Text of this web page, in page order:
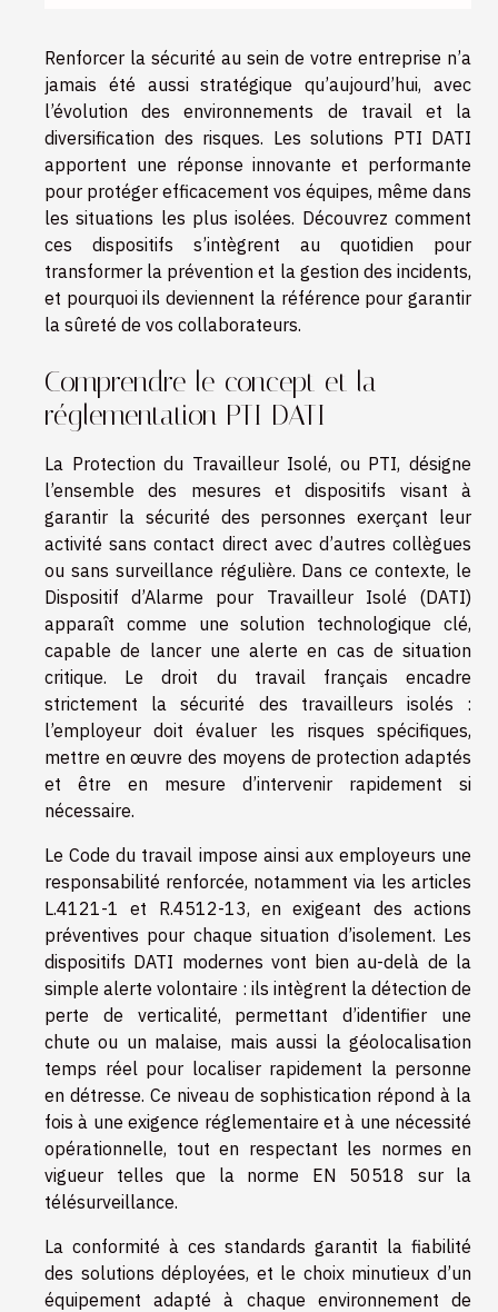
Renforcer la sécurité au sein de votre entreprise n’a
jamais été aussi stratégique qu’aujourd’hui, avec
l’évolution des environnements de travail et la
diversification des risques. Les solutions PTI DATI
apportent une réponse innovante et performante
pour protéger efficacement vos équipes, même dans
les situations les plus isolées. Découvrez comment
ces dispositifs s’intègrent au quotidien pour
transformer la prévention et la gestion des incidents,
et pourquoi ils deviennent la référence pour garantir
la sûreté de vos collaborateurs.
Comprendre le concept et la
réglementation PTI DATI
La Protection du Travailleur Isolé, ou PTI, désigne
l’ensemble des mesures et dispositifs visant à
garantir la sécurité des personnes exerçant leur
activité sans contact direct avec d’autres collègues
ou sans surveillance régulière. Dans ce contexte, le
Dispositif d’Alarme pour Travailleur Isolé (DATI)
apparaît comme une solution technologique clé,
capable de lancer une alerte en cas de situation
critique. Le droit du travail français encadre
strictement la sécurité des travailleurs isolés :
l’employeur doit évaluer les risques spécifiques,
mettre en œuvre des moyens de protection adaptés
et être en mesure d’intervenir rapidement si
nécessaire.
Le Code du travail impose ainsi aux employeurs une
responsabilité renforcée, notamment via les articles
L.4121-1 et R.4512-13, en exigeant des actions
préventives pour chaque situation d’isolement. Les
dispositifs DATI modernes vont bien au-delà de la
simple alerte volontaire : ils intègrent la détection de
perte de verticalité, permettant d’identifier une
chute ou un malaise, mais aussi la géolocalisation
temps réel pour localiser rapidement la personne
en détresse. Ce niveau de sophistication répond à la
fois à une exigence réglementaire et à une nécessité
opérationnelle, tout en respectant les normes en
vigueur telles que la norme EN 50518 sur la
télésurveillance.
La conformité à ces standards garantit la fiabilité
des solutions déployées, et le choix minutieux d’un
équipement adapté à chaque environnement de